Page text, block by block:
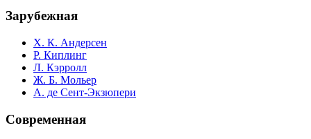
Зарубежная
Х. К. Андерсен
Р. Киплинг
Л. Кэрролл
Ж. Б. Мольер
А. де Сент-Экзюпери
Современная